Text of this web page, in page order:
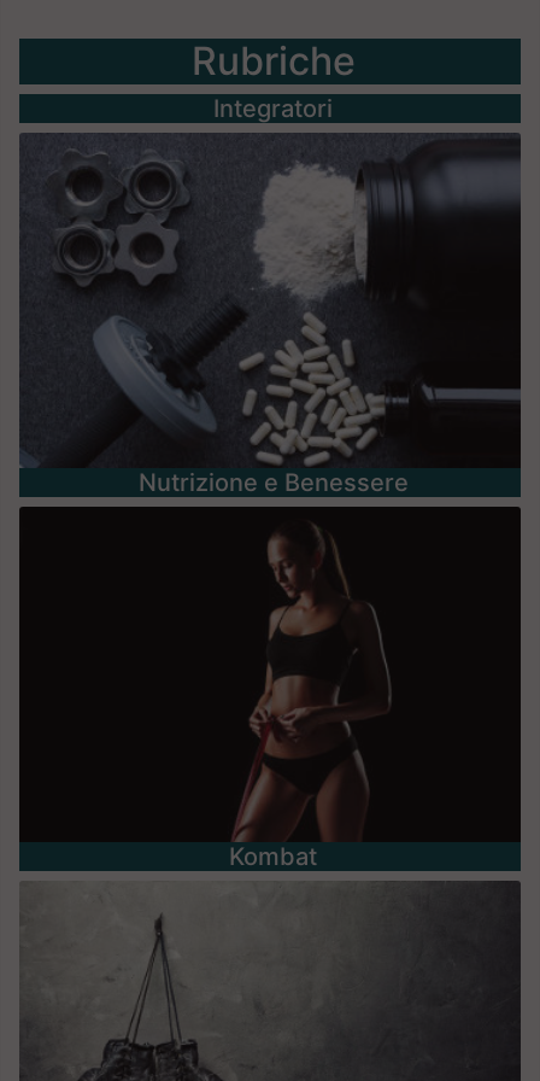
Rubriche
Integratori
Nutrizione e Benessere
Kombat